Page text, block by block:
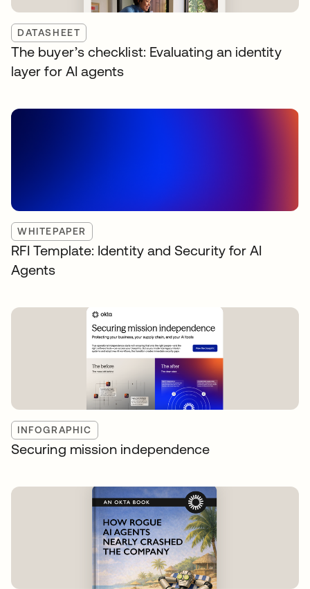
DATASHEET
The buyer’s checklist: Evaluating an identity
layer for AI agents
WHITEPAPER
RFI Template: Identity and Security for AI
Agents
INFOGRAPHIC
Securing mission independence